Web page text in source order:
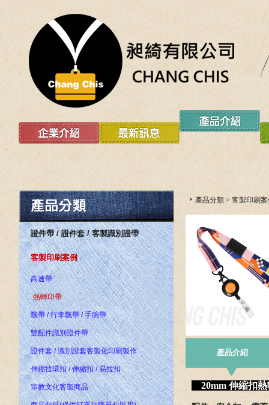
證件帶 / 證件套 / 客製識別證帶
客製印刷案例
高速帶
熱轉印帶
飄帶 / 行李飄帶 / 手腕帶
雙配件識別證件帶
證件套 / 識別證套客製化印刷製作
伸縮拉環扣 / 伸縮扣 / 易拉扣
宗教文化客製商品
產品分類 > 客製印刷
產品介紹
20mm 伸縮扣